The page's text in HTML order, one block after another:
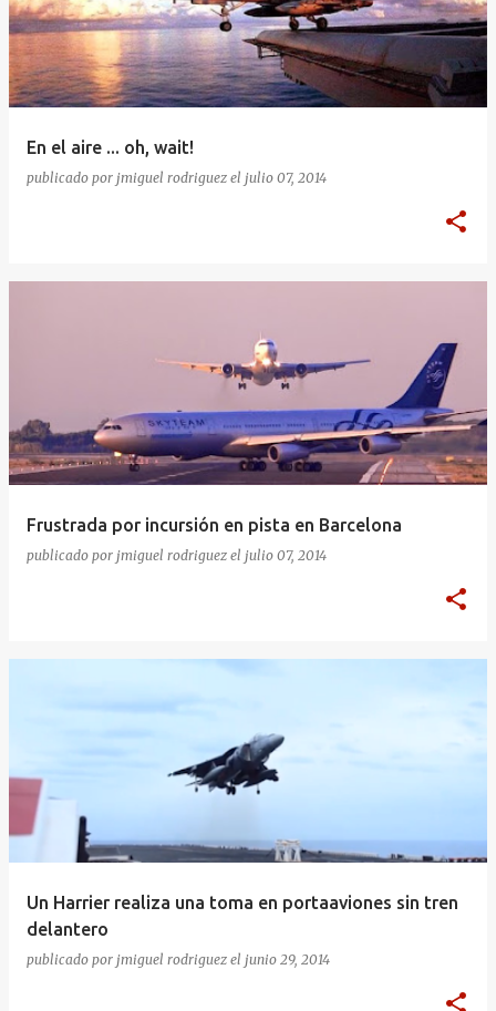
En el aire ... oh, wait!
publicado por jmiguel rodriguez el julio 07, 2014
Frustrada por incursión en pista en Barcelona
publicado por jmiguel rodriguez el julio 07, 2014
Un Harrier realiza una toma en portaaviones sin tren
delantero
publicado por jmiguel rodriguez el junio 29, 2014